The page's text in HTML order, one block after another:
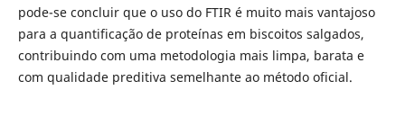
pode-se concluir que o uso do FTIR é muito mais vantajoso
para a quantificação de proteínas em biscoitos salgados,
contribuindo com uma metodologia mais limpa, barata e
com qualidade preditiva semelhante ao método oficial.